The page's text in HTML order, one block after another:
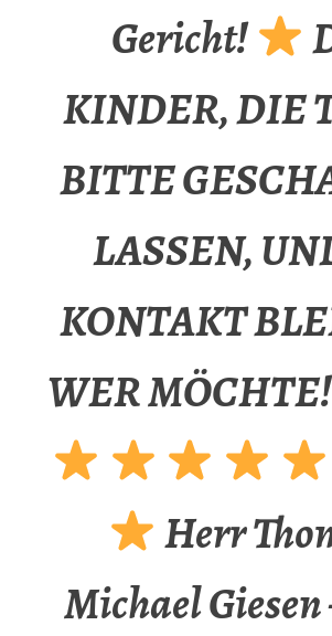
Gericht!
KINDER, DIE
BITTE
LASSEN,
KONTAKT
WER MÖCHTE!
Herr
Michael Giesen